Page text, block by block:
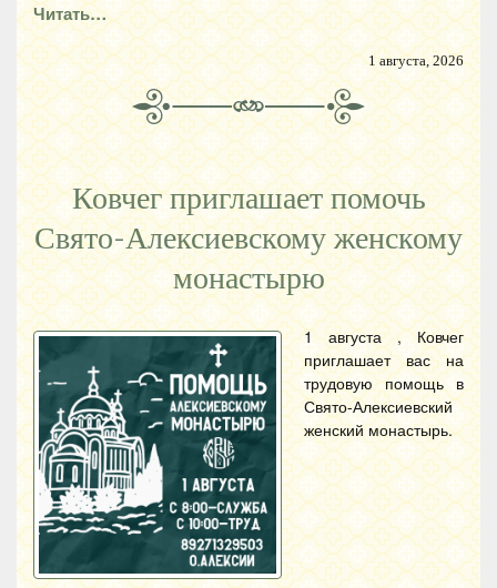
Читать…
1 августа, 2026
Ковчег приглашает помочь
Свято-Алексиевскому женскому
монастырю
1 августа , Ковчег
приглашает вас на
трудовую помощь в
Свято-Алексиевский
женский монастырь.